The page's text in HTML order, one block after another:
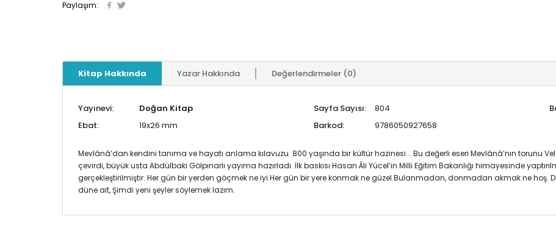
Paylaşım:
Kitap Hakkında Yazar Hakkında Değerlendirmeler (0)
Yayınevi: Doğan Kitap Sayfa Sayısı: 804
Ebat:
19x26 mm Barkod: 9786050927658
Mevlânâ’dan kendini tanıma ve hayatı anlama kılavuzu. 800 yaşında bir kültür hazinesi... Bu değerli eseri Mevlânâ’nın torunu
çevirdi, büyük usta Abdülbaki Gölpınarlı yayıma hazırladı. İlk baskısı Hasan Âli Yücel’in Milli Eğitim Bakanlığı himayesinde
gerçekleştirilmiştir. Her gün bir yerden göçmek ne iyi Her gün bir yere konmak ne güzel Bulanmadan, donmadan akmak ne hoş.
düne ait, Şimdi yeni şeyler söylemek lazım.